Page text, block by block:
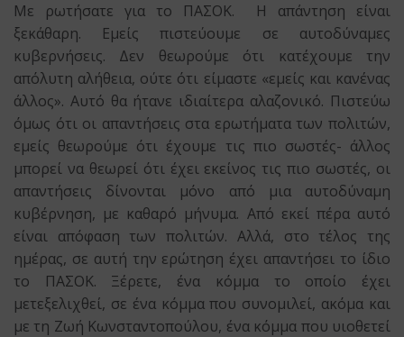
Με ρωτήσατε για το ΠΑΣΟΚ. Η απάντηση είναι
ξεκάθαρη. Εμείς πιστεύουμε σε αυτοδύναμες
κυβερνήσεις. Δεν θεωρούμε ότι κατέχουμε την
απόλυτη αλήθεια, ούτε ότι είμαστε «εμείς και κανένας
άλλος». Αυτό θα ήτανε ιδιαίτερα αλαζονικό. Πιστεύω
όμως ότι οι απαντήσεις στα ερωτήματα των πολιτών,
εμείς θεωρούμε ότι έχουμε τις πιο σωστές- άλλος
μπορεί να θεωρεί ότι έχει εκείνος τις πιο σωστές, οι
απαντήσεις δίνονται μόνο από μια αυτοδύναμη
κυβέρνηση, με καθαρό μήνυμα. Από εκεί πέρα αυτό
είναι απόφαση των πολιτών. Αλλά, στο τέλος της
ημέρας, σε αυτή την ερώτηση έχει απαντήσει το ίδιο
το ΠΑΣΟΚ. Ξέρετε, ένα κόμμα το οποίο έχει
μετεξελιχθεί, σε ένα κόμμα που συνομιλεί, ακόμα και
με τη Ζωή Κωνσταντοπούλου, ένα κόμμα που υιοθετεί